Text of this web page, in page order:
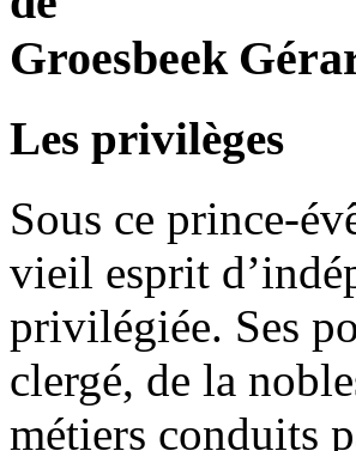
Les privilèges
Sous ce prince-
vieil esprit
privilégiée. Ses
clergé, de la
métiers conduits